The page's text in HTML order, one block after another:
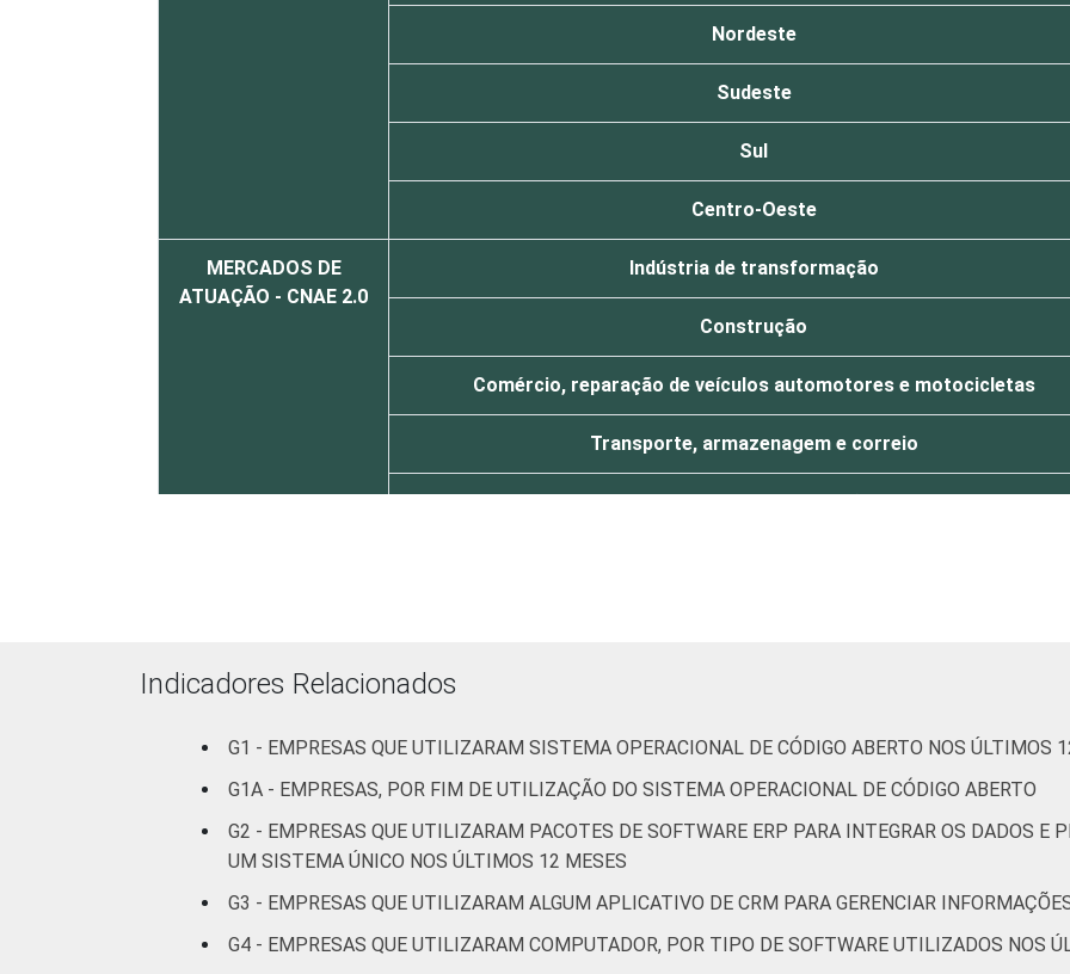
Nordeste
Sudeste
Sul
Centro-Oeste
MERCADOS DE
ATUAÇÃO - CNAE 2.0
Indústria de transformação
Construção
Comércio, reparação de veículos automotores e motocicletas
Transporte, armazenagem e correio
tecnologias de informação e comunicação nas empresas brasileiras - TIC Empresas 2017.
Atualizado em 04 de junho de 2019. Para mais detalhes, veja a Nota:https://cetic.br/noticia/correcao-
empresas-2017
Indicadores Relacionados
G1 - EMPRESAS QUE UTILIZARAM SISTEMA OPERACIONAL DE CÓDIGO ABERTO NOS ÚLTIMOS
G1A - EMPRESAS, POR FIM DE UTILIZAÇÃO DO SISTEMA OPERACIONAL DE CÓDIGO ABERTO
G2 - EMPRESAS QUE UTILIZARAM PACOTES DE SOFTWARE ERP PARA INTEGRAR OS DADOS E
UM SISTEMA ÚNICO NOS ÚLTIMOS 12 MESES
G3 - EMPRESAS QUE UTILIZARAM ALGUM APLICATIVO DE CRM PARA GERENCIAR
G4 - EMPRESAS QUE UTILIZARAM COMPUTADOR, POR TIPO DE SOFTWARE UTILIZADOS NOS